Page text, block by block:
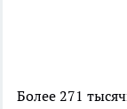
Более 271